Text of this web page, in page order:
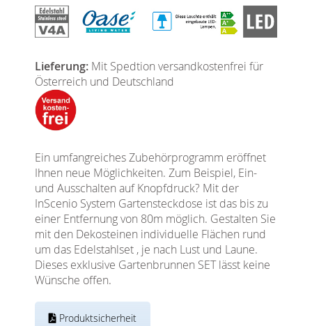
Lieferung: Mit Spedtion versandkostenfrei für
Österreich und Deutschland
Ein umfangreiches Zubehörprogramm eröffnet
Ihnen neue Möglichkeiten. Zum Beispiel, Ein-
und Ausschalten auf Knopfdruck? Mit der
InScenio System Gartensteckdose ist das bis zu
einer Entfernung von 80m möglich. Gestalten Sie
mit den Dekosteinen individuelle Flächen rund
um das Edelstahlset , je nach Lust und Laune.
Dieses exklusive Gartenbrunnen SET lässt keine
Wünsche offen.
Produktsicherheit